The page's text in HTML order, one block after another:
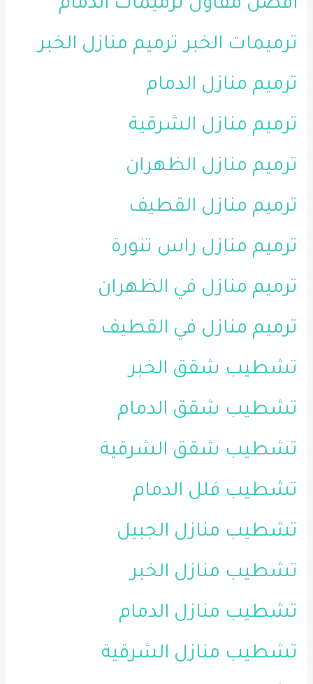
افضل مقاول ترميمات الدمام
ترميمات الخبر ترميم منازل الخبر
ترميم منازل الدمام
ترميم منازل الشرقية
ترميم منازل الظهران
ترميم منازل القطيف
ترميم منازل راس تنورة
ترميم منازل في الظهران
ترميم منازل في القطيف
تشطيب شقق الخبر
تشطيب شقق الدمام
تشطيب شقق الشرقية
تشطيب فلل الدمام
تشطيب منازل الجبيل
تشطيب منازل الخبر
تشطيب منازل الدمام
تشطيب منازل الشرقية